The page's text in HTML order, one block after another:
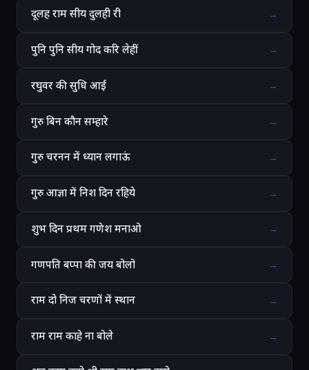
दूलह राम सीय दुलही री →
पुनि पुनि सीय गोद करि लेहीं →
रघुवर की सुधि आई →
गुरु बिन कौन सम्हारे →
गुरु चरनन में ध्यान लगाऊं →
गुरु आज्ञा में निश दिन रहिये →
शुभ दिन प्रथम गणेश मनाओ →
गणपति बप्पा की जय बोलो →
राम दो निज चरणों में स्थान →
राम राम काहे ना बोले →